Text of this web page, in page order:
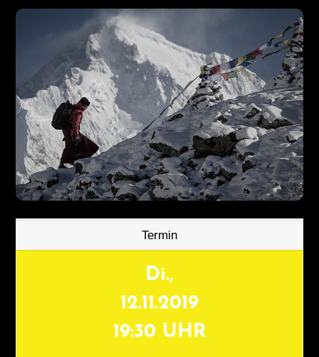
Termin
Di.,
12.11.2019
19:30 UHR